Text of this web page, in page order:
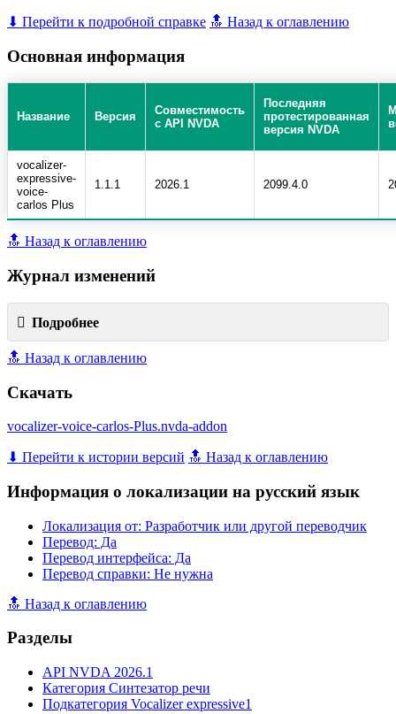
⬇ Перейти к подробной справке 🔝 Назад к оглавлению
Основная информация
Название Версия
Совместимость
с API NVDA
Последняя
протестированная
версия NVDA
vocalizer-
expressive-
voice-
carlos Plus
1.1.1 2026.1 2099.4.0
🔝 Назад к оглавлению
Журнал изменений
Подробнее
🔝 Назад к оглавлению
Скачать
vocalizer-voice-carlos-Plus.nvda-addon
⬇ Перейти к истории версий 🔝 Назад к оглавлению
Информация о локализации на русский язык
Локализация от: Разработчик или другой переводчик
Перевод: Да
Перевод интерфейса: Да
Перевод справки: Не нужна
🔝 Назад к оглавлению
Разделы
API NVDA 2026.1
Категория Синтезатор речи
Подкатегория Vocalizer expressive1